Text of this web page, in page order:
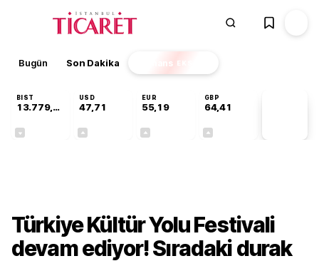
Bugün Son Dakika Finans EKSTRA
BIST
13.779,39
USD
47,71
EUR
55,19
GBP
64,41
Türkiye Kültür Yolu Festivali
devam ediyor! Sıradaki durak